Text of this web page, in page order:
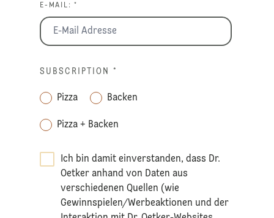
E-MAIL: *
SUBSCRIPTION *
Pizza Backen
Pizza + Backen
Ich bin damit einverstanden, dass Dr.
Oetker anhand von Daten aus
verschiedenen Quellen (wie
Gewinnspielen/Werbeaktionen und der